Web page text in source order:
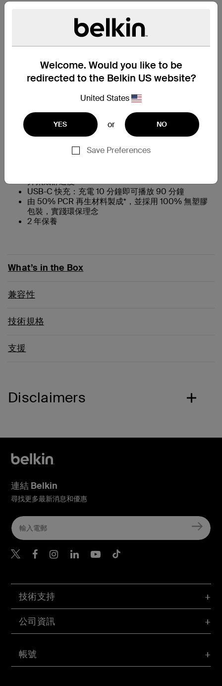
Welcome. Would you like to be
redirected to the Belkin US website?
United States
YES or NO
Save Preferences
論運動、通勤或睡覺都能佩戴穩固
迷你充電盒輕巧便攜，附設鑰匙扣，可繫於腰帶、背
包或手袋
26 小時總續航力 (耳機 6 小時，充電盒額外提供 20
雙裝置連接：透過藍牙技術，同時連接兩部裝置
清晰通話技術：提供清晰透徹音質，同時降低背景噪
音
3 種 EQ 預設模式，打造個人化聆聽體驗：低音增
升佩戴舒適度
USB-C 快充：充電 10 分鐘即可播放 90 分鐘
由 50% PCR 再生材料製成*，並採用 100% 無塑膠
包裝，實踐環保理念
2 年保養
What’s in the Box
兼容性
技術規格
支援
Disclaimers
帳號
技術支持
公司資訊
連結 Belkin
尋找更多最新消息和優惠
Belkin Twitter
Belkin Hong Kong
Belkin Instagram
Belkin Hong Kong
Belkin Youtube
Belkin TikTok